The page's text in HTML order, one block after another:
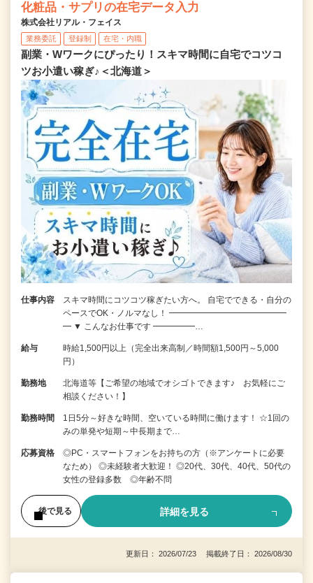
化粧品・サプリの在宅データ入力
株式会社リアル・フェイス
業務委託 登録制 在宅・内職
副業・Wワークにぴったり！スキマ時間に自宅でコツコ
ツお小遣い稼ぎ♪＜北海道＞
仕事内容
スキマ時間にコツコツ稼ぎたい方へ。 自宅でできる・自分の
ペースでOK・ノルマなし！ ━━━━━━━━━━━━━━
━ ▼ こんなお仕事です ━━━━━…
給与
時給1,500円以上（完全出来高制／時間額1,500円～5,000
円）
勤務地
北海道等【ご希望の地域でオシゴトできます♪ お気軽にご
相談ください！】
勤務時間
1日5分～好きな時間、空いている時間に働けます！ ☆1回の
みの単発や短期～中長期まで…
応募資格
◎PC・スマートフォンをお持ちの方（※アンケートに必要
なため） ◎未経験者大歓迎！ ◎20代、30代、40代、50代の
女性の登録多数 ◎年齢不問
後で見る 詳細を見る
更新日： 2026/07/23 掲載終了日： 2026/08/30